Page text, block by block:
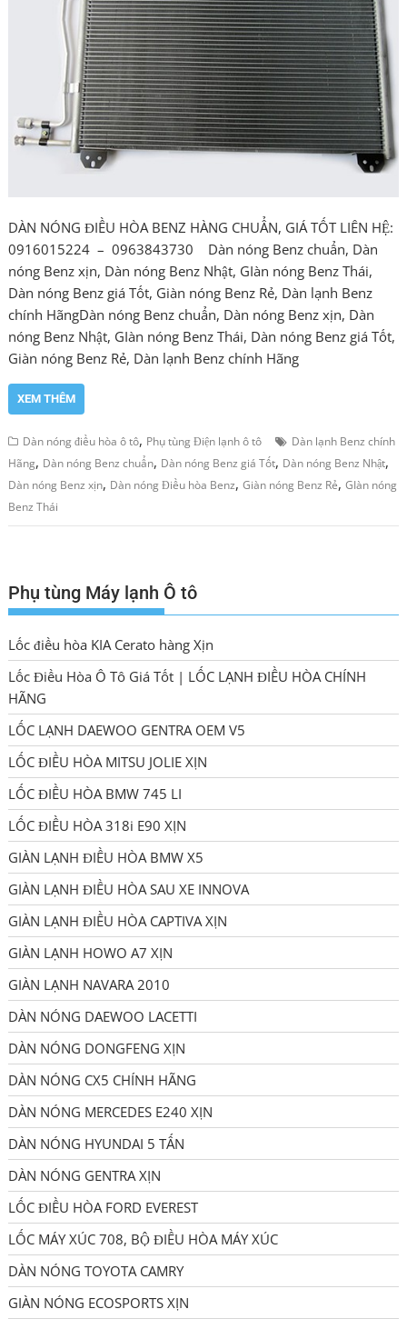
DÀN NÓNG ĐIỀU HÒA BENZ HÀNG CHUẨN, GIÁ TỐT LIÊN HỆ:
0916015224 – 0963843730 Dàn nóng Benz chuẩn, Dàn
nóng Benz xịn, Dàn nóng Benz Nhật, GIàn nóng Benz Thái,
Dàn nóng Benz giá Tốt, Giàn nóng Benz Rẻ, Dàn lạnh Benz
chính HãngDàn nóng Benz chuẩn, Dàn nóng Benz xịn, Dàn
nóng Benz Nhật, GIàn nóng Benz Thái, Dàn nóng Benz giá Tốt,
Giàn nóng Benz Rẻ, Dàn lạnh Benz chính Hãng
XEM THÊM
Dàn nóng điều hòa ô tô, Phụ tùng Điện lạnh ô tô
Dàn lạnh Benz chính
Hãng, Dàn nóng Benz chuẩn, Dàn nóng Benz giá Tốt, Dàn nóng Benz Nhật,
Dàn nóng Benz xịn, Dàn nóng Điều hòa Benz,Giàn nóng Benz Rẻ,GIàn nóng
Benz Thái
Phụ tùng Máy lạnh Ô tô
Lốc điều hòa KIA Cerato hàng Xịn
Lốc Điều Hòa Ô Tô Giá Tốt | LỐC LẠNH ĐIỀU HÒA CHÍNH
HÃNG
LỐC LẠNH DAEWOO GENTRA OEM V5
LỐC ĐIỀU HÒA MITSU JOLIE XỊN
LỐC ĐIỀU HÒA BMW 745 LI
LỐC ĐIỀU HÒA 318i E90 XỊN
GIÀN LẠNH ĐIỀU HÒA BMW X5
GIÀN LẠNH ĐIỀU HÒA SAU XE INNOVA
GIÀN LẠNH ĐIỀU HÒA CAPTIVA XỊN
GIÀN LẠNH HOWO A7 XỊN
GIÀN LẠNH NAVARA 2010
DÀN NÓNG DAEWOO LACETTI
DÀN NÓNG DONGFENG XỊN
DÀN NÓNG CX5 CHÍNH HÃNG
DÀN NÓNG MERCEDES E240 XỊN
DÀN NÓNG HYUNDAI 5 TẤN
DÀN NÓNG GENTRA XỊN
LỐC ĐIỀU HÒA FORD EVEREST
LỐC MÁY XÚC 708, BỘ ĐIỀU HÒA MÁY XÚC
DÀN NÓNG TOYOTA CAMRY
GIÀN NÓNG ECOSPORTS XỊN